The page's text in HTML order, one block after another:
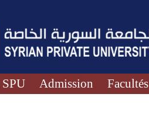
Admission Facultés